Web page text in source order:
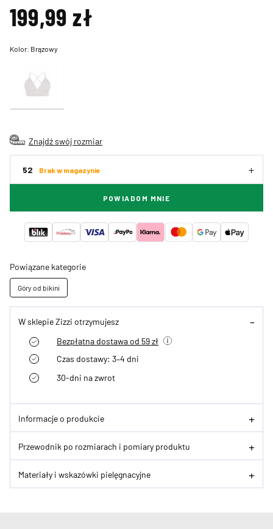
199,99 zł
Kolor: Brązowy
Znajdź swój rozmiar
52 Brak w magazynie
POWIADOM MNIE
Powiązane kategorie
Góry od bikini
W sklepie Zizzi otrzymujesz
Bezpłatna dostawa od 59 zł
Czas dostawy: 3–4 dni
30-dni na zwrot
Informacje o produkcie
Przewodnik po rozmiarach i pomiary produktu
Materiały i wskazówki pielęgnacyjne